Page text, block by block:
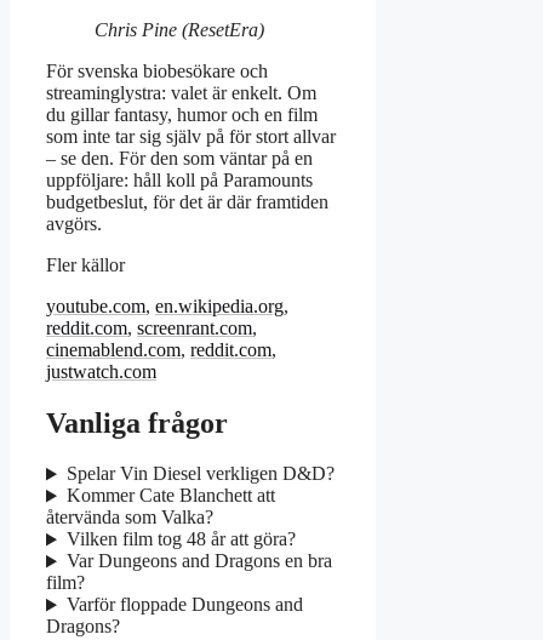
Chris Pine (ResetEra)
För svenska biobesökare och
streaminglystra: valet är enkelt. Om
du gillar fantasy, humor och en film
som inte tar sig själv på för stort allvar
– se den. För den som väntar på en
uppföljare: håll koll på Paramounts
budgetbeslut, för det är där framtiden
avgörs.
Fler källor
youtube.com, en.wikipedia.org,
reddit.com, screenrant.com,
cinemablend.com, reddit.com,
justwatch.com
Vanliga frågor
Spelar Vin Diesel verkligen D&D?
Kommer Cate Blanchett att
återvända som Valka?
Vilken film tog 48 år att göra?
Var Dungeons and Dragons en bra
film?
Varför floppade Dungeons and
Dragons?